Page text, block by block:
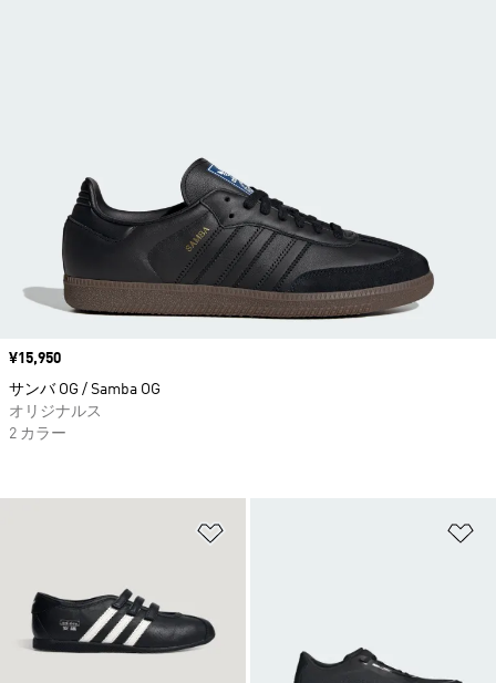
価格
¥15,950
サンバ OG / Samba OG
オリジナルス
2 カラー